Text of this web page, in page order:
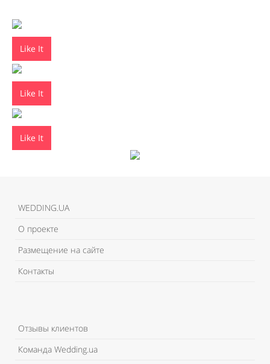
Like It
Like It
Like It
WEDDING.UA
О проекте
Размещение на сайте
Контакты
Отзывы клиентов
Команда Wedding.ua